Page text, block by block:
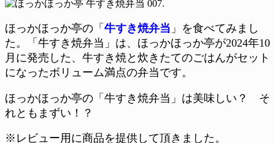
ほっかほっか亭の「 牛すき焼弁当 」を食べてみまし
た。「牛すき焼弁当」は、ほっかほっか亭が2024年10
月に発売した、牛すき焼と炊きたてのごはんがセット
になったボリューム満点の弁当です。
ほっかほっか亭の「牛すき焼弁当」は美味しい？ そ
れともまずい！？
※レビュー用に商品を提供して頂きました。